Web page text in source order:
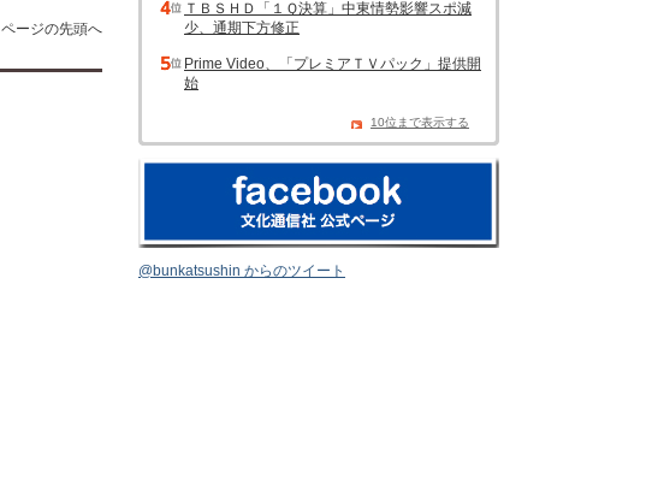
ＴＢＳＨＤ「１Ｑ決算」中東情勢影響スポ減
少、通期下方修正
Prime Video、「プレミアＴＶパック」提供開
始
10位まで表示する
@bunkatsushin からのツイート
ページの先頭へ